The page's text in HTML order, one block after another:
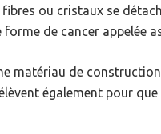
ou cristaux se
de cancer appelée
matériau de
également pour